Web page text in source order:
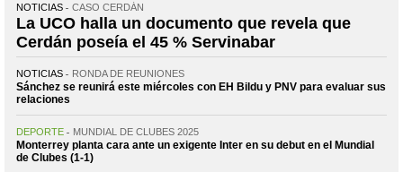
NOTICIAS CASO CERDÁN
La UCO halla un documento que revela que
Cerdán poseía el 45 % Servinabar
NOTICIAS RONDA DE REUNIONES
Sánchez se reunirá este miércoles con EH Bildu y PNV para evaluar sus
relaciones
DEPORTE MUNDIAL DE CLUBES 2025
Monterrey planta cara ante un exigente Inter en su debut en el Mundial
de Clubes (1-1)